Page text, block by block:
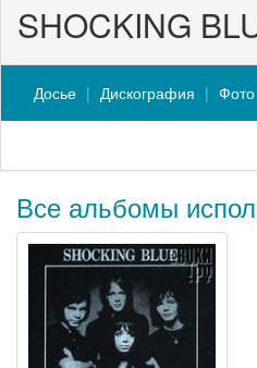
SHOCKING
Досье Дискография Фото
Все альбомы